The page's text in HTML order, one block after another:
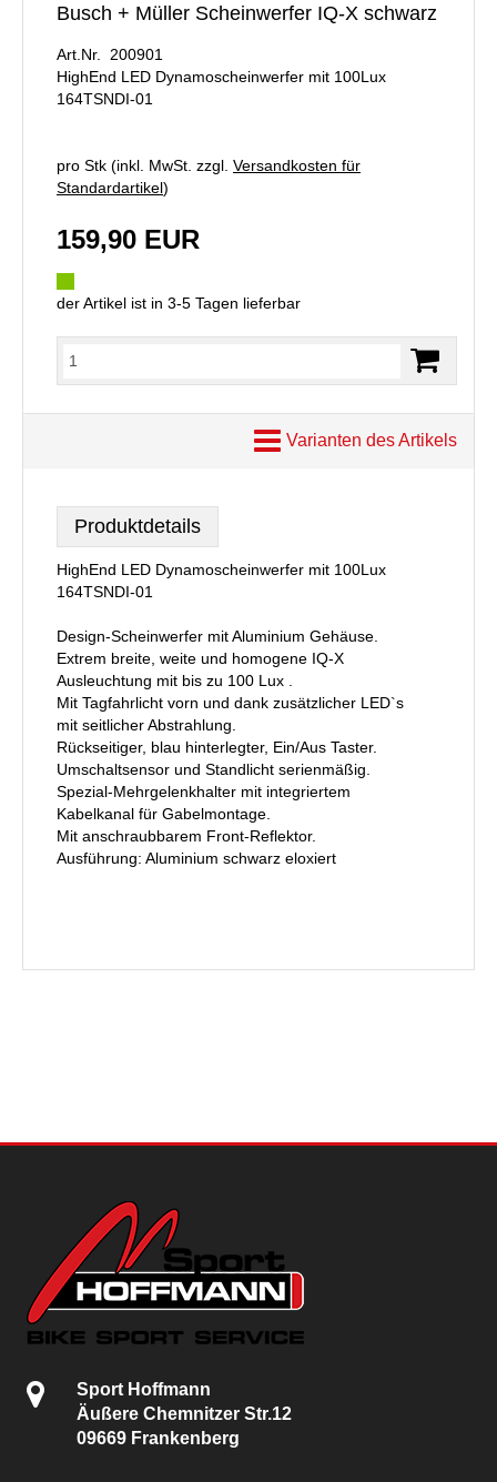
Busch + Müller Scheinwerfer IQ-X schwarz
Art.Nr. 200901
HighEnd LED Dynamoscheinwerfer mit 100Lux
164TSNDI-01
pro Stk (inkl. MwSt. zzgl. Versandkosten für
Standardartikel)
159,90 EUR
der Artikel ist in 3-5 Tagen lieferbar
Varianten des Artikels
Produktdetails
HighEnd LED Dynamoscheinwerfer mit 100Lux
164TSNDI-01
Design-Scheinwerfer mit Aluminium Gehäuse.
Extrem breite, weite und homogene IQ-X
Ausleuchtung mit bis zu 100 Lux .
Mit Tagfahrlicht vorn und dank zusätzlicher LED`s
mit seitlicher Abstrahlung.
Rückseitiger, blau hinterlegter, Ein/Aus Taster.
Umschaltsensor und Standlicht serienmäßig.
Spezial-Mehrgelenkhalter mit integriertem
Kabelkanal für Gabelmontage.
Mit anschraubbarem Front-Reflektor.
Ausführung: Aluminium schwarz eloxiert
Sport Hoffmann
Äußere Chemnitzer Str.12
09669 Frankenberg